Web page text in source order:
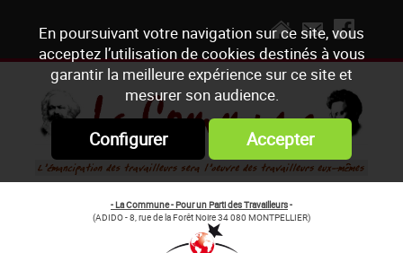
En poursuivant votre navigation sur ce site, vous
acceptez l’utilisation de cookies destinés à vous
garantir la meilleure expérience sur ce site et
mesurer son audience.
Configurer Accepter
- La Commune - Pour un Parti des Travailleurs-
(ADIDO - 8, rue de la Forêt Noire 34 080 MONTPELLIER)